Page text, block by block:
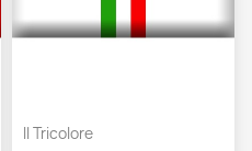
Il Tricolore